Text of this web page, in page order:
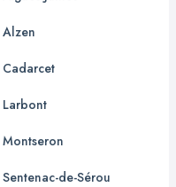
Alzen
Cadarcet
Larbont
Montseron
Sentenac-de-Sérou